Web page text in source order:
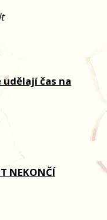
udělají čas na
NEKONČÍ